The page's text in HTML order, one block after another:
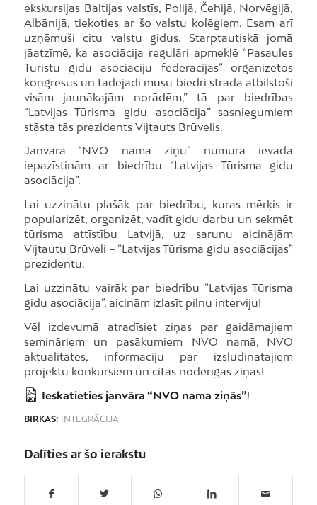
ekskursijas Baltijas valstīs, Polijā, Čehijā, Norvēģijā,
Albānijā, tiekoties ar šo valstu kolēģiem. Esam arī
uzņēmuši citu valstu gidus. Starptautiskā jomā
jāatzīmē, ka asociācija regulāri apmeklē “Pasaules
Tūristu gidu asociāciju federācijas” organizētos
kongresus un tādējādi mūsu biedri strādā atbilstoši
visām jaunākajām norādēm,” tā par biedrības
“Latvijas Tūrisma gidu asociācija” sasniegumiem
stāsta tās prezidents Vijtauts Brūvelis.
Janvāra “NVO nama ziņu” numura ievadā
iepazīstinām ar biedrību “Latvijas Tūrisma gidu
asociācija”.
Lai uzzinātu plašāk par biedrību, kuras mērķis ir
popularizēt, organizēt, vadīt gidu darbu un sekmēt
tūrisma attīstību Latvijā, uz sarunu aicinājām
Vijtautu Brūveli – “Latvijas Tūrisma gidu asociācijas”
prezidentu.
Lai uzzinātu vairāk par biedrību “Latvijas Tūrisma
gidu asociācija”, aicinām izlasīt pilnu interviju!
Vēl izdevumā atradīsiet ziņas par gaidāmajiem
semināriem un pasākumiem NVO namā, NVO
aktualitātes, informāciju par izsludinātajiem
projektu konkursiem un citas noderīgas ziņas!
Ieskatieties janvāra “NVO nama ziņās”!
BIRKAS: INTEGRĀCIJA
Dalīties ar šo ierakstu